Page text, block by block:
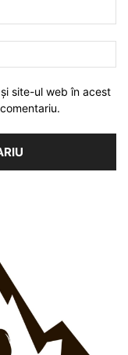
site-ul web în acest